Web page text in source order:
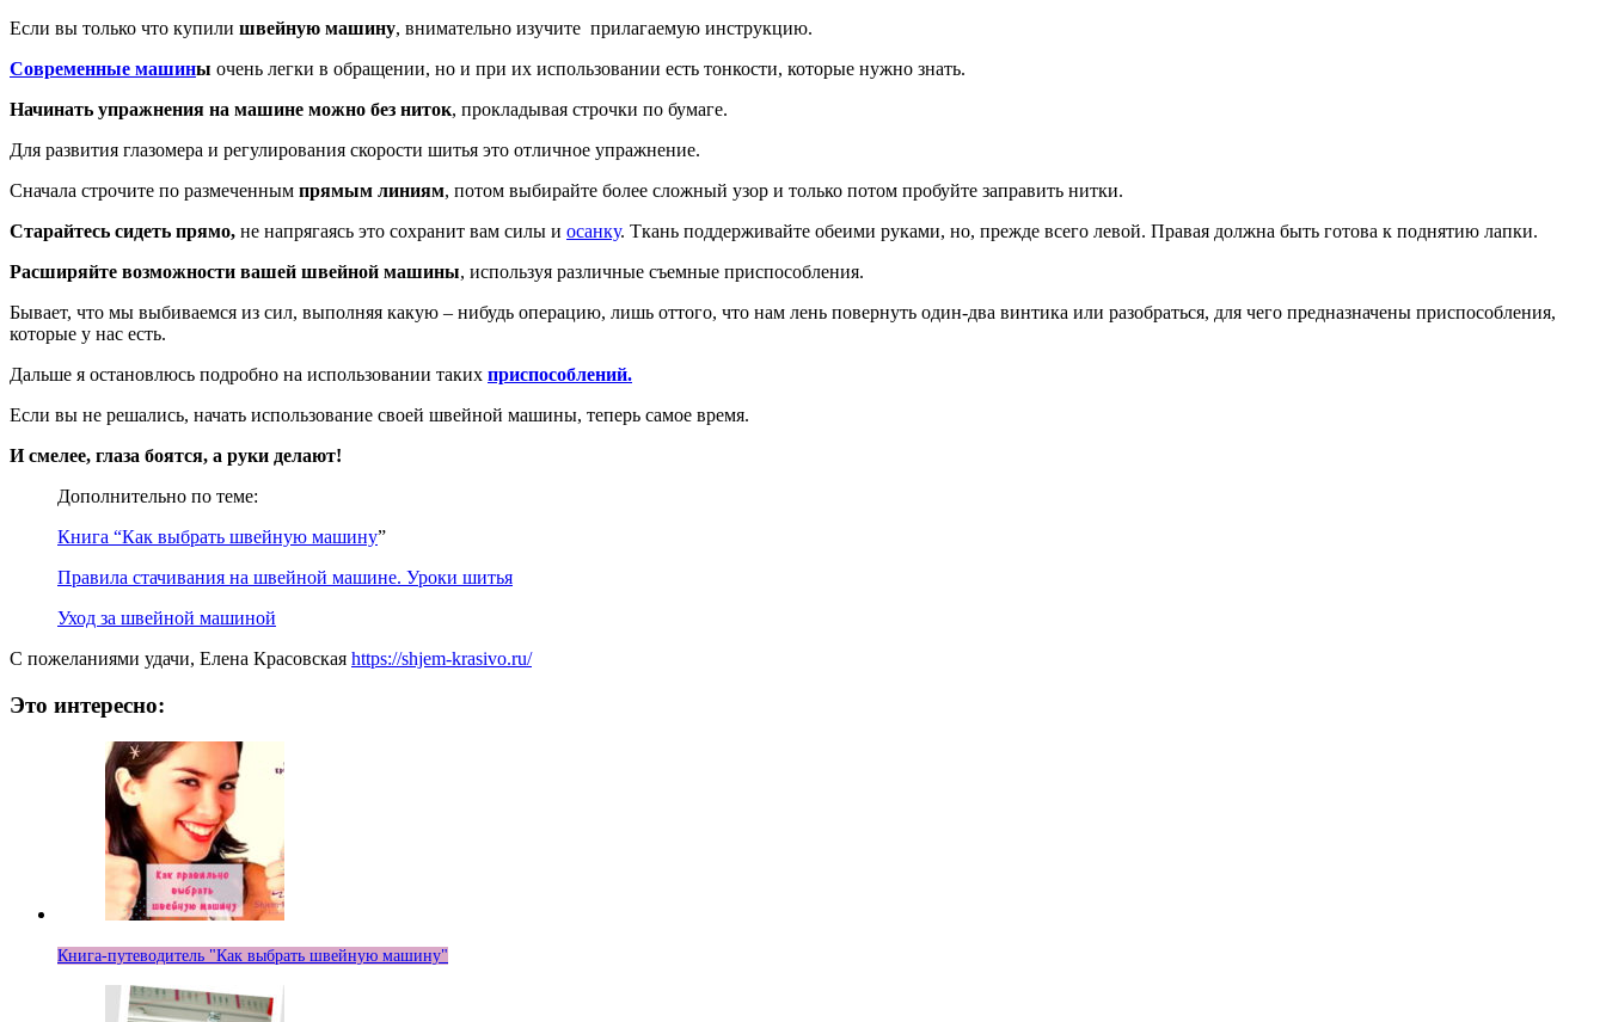
Если вы только что купили швейную машину, внимательно изучите прилагаемую инструкцию.
Современные машины очень легки в обращении, но и при их использовании есть тонкости, которые нужно знать.
Начинать упражнения на машине можно без ниток, прокладывая строчки по бумаге.
Для развития глазомера и регулирования скорости шитья это отличное упражнение.
Сначала строчите по размеченным прямым линиям, потом выбирайте более сложный узор и только потом пробуйте заправить нитки.
Старайтесь сидеть прямо, не напрягаясь это сохранит вам силы и осанку. Ткань поддерживайте обеими руками, но, прежде всего левой. Правая должна быть готова к поднятию лапки.
Расширяйте возможности вашей швейной машины, используя различные съемные приспособления.
Бывает, что мы выбиваемся из сил, выполняя какую – нибудь операцию, лишь оттого, что нам лень повернуть один-два винтика или разобраться, для чего предназначены приспособления,
которые у нас есть.
Дальше я остановлюсь подробно на использовании таких приспособлений.
Если вы не решались, начать использование своей швейной машины, теперь самое время.
И смелее, глаза боятся, а руки делают!
Дополнительно по теме:
Книга “Как выбрать швейную машину”
Правила стачивания на швейной машине. Уроки шитья
Уход за швейной машиной
С пожеланиями удачи, Елена Красовская https://shjem-krasivo.ru/
Это интересно:
Книга-путеводитель "Как выбрать швейную машину"